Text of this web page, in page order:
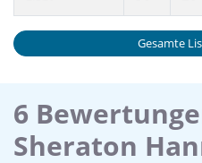
Gesamte
6
Sheraton